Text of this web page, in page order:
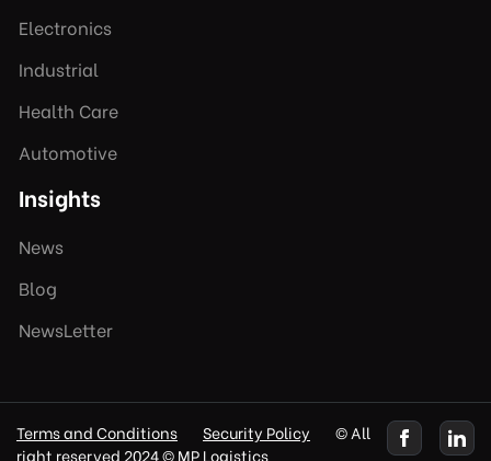
Electronics
Industrial
Health Care
Automotive
Insights
News
Blog
NewsLetter
Terms and Conditions Security Policy
© All
right reserved 2024 © MP Logistics